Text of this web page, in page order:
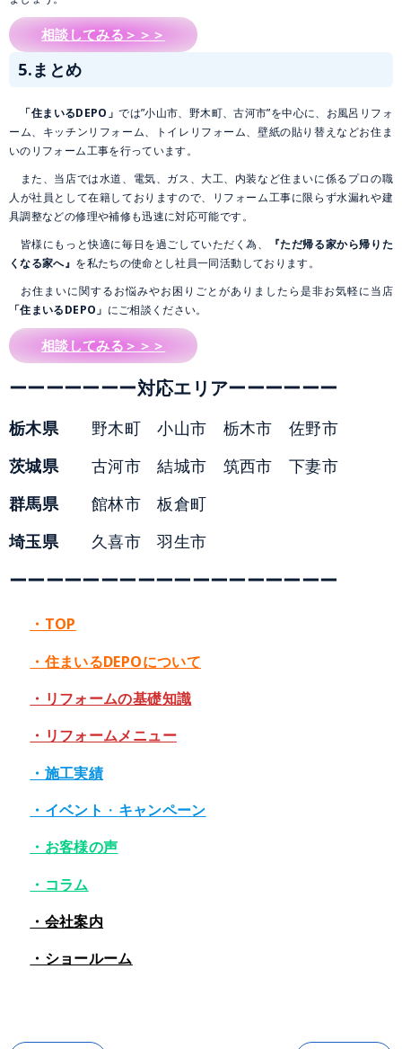
相談してみる＞＞＞
5.まとめ
「住まいるDEPO」では”小山市、野木町、古河市”を中心に、お風呂リフォ
ーム、キッチンリフォーム、トイレリフォーム、壁紙の貼り替えなどお住ま
いのリフォーム工事を行っています。
また、当店では水道、電気、ガス、大工、内装など住まいに係るプロの職
人が社員として在籍しておりますので、リフォーム工事に限らず水漏れや建
具調整などの修理や補修も迅速に対応可能です。
皆様にもっと快適に毎日を過ごしていただく為、
『ただ帰る家から帰りた
くなる家へ』 を私たちの使命とし社員一同活動しております。
お住まいに関するお悩みやお困りごとがありましたら是非お気軽に当店
「住まいるDEPO」 にご相談ください。
相談してみる＞＞＞
ーーーーーーー対応エリアーーーーーー
栃木県 野木町 小山市 栃木市 佐野市
茨城県 古河市 結城市 筑西市 下妻市
群馬県 館林市 板倉町
埼玉県 久喜市 羽生市
ーーーーーーーーーーーーーーーーーー
・TOP
・住まいるDEPOについて
・リフォームの基礎知識
・リフォームメニュー
・施工実績
・イベント ・ キャンペーン
・お客様の声
・コラム
・会社案内
・ショールーム